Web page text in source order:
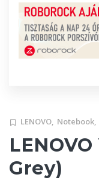
LENOVO, Notebook,
Grey)